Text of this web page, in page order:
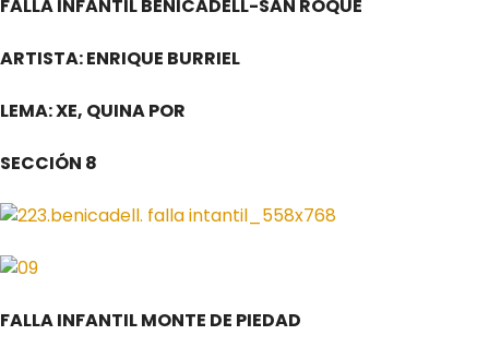
FALLA INFANTIL BENICADELL-SAN ROQUE
ARTISTA: ENRIQUE BURRIEL
LEMA: XE, QUINA POR
SECCIÓN 8
FALLA INFANTIL MONTE DE PIEDAD